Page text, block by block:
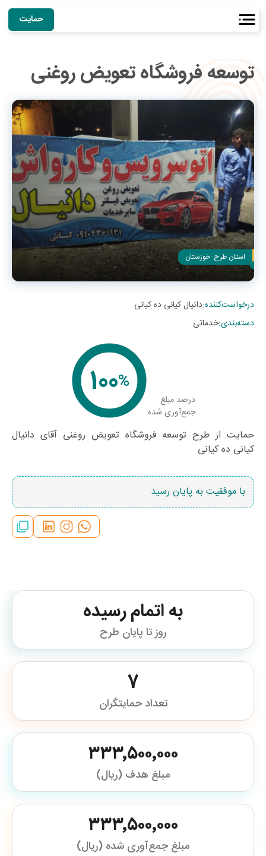
حمایت
توسعه فروشگاه تعویض روغنی
استان طرح: خوزستان
درخواست‌کننده:دانیال کیانی ده کیانی
دسته‌بندی:خدماتی
درصد مبلغ
جمع‌آوری شده
%
100
حمایت از طرح توسعه فروشگاه تعویض روغنی آقای دانیال
کیانی ده کیانی
با موفقیت به پایان رسید
به اتمام رسیده
روز تا پایان طرح
7
تعداد حمایتگران
۳۳۳٬۵۰۰٬۰۰۰
مبلغ هدف (ریال)
۳۳۳٬۵۰۰٬۰۰۰
مبلغ جمع‌آوری شده (ریال)